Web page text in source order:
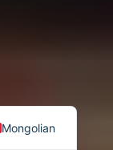
Mongolian